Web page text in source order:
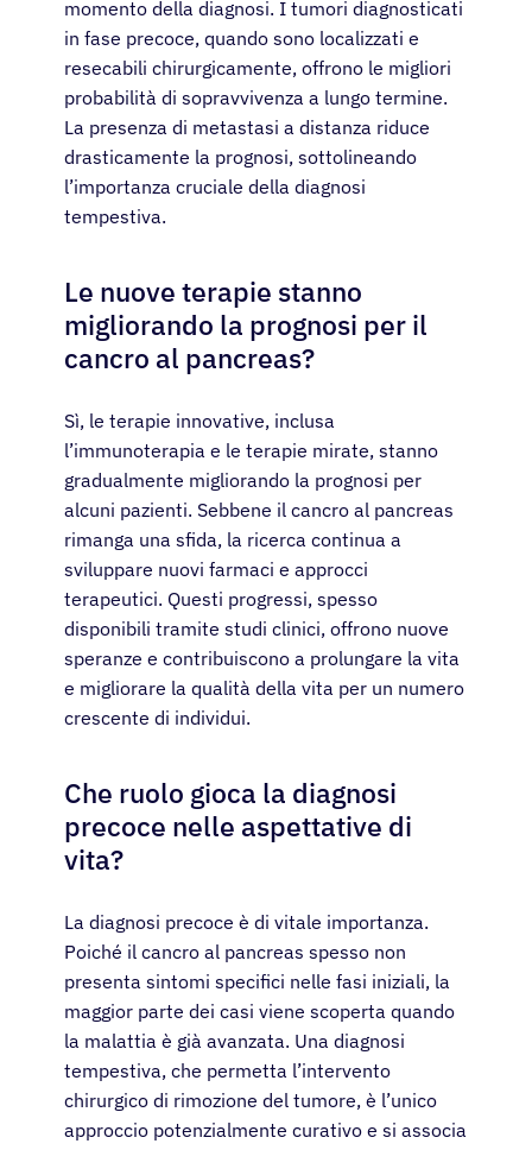
momento della diagnosi. I tumori diagnosticati
in fase precoce, quando sono localizzati e
resecabili chirurgicamente, offrono le migliori
probabilità di sopravvivenza a lungo termine.
La presenza di metastasi a distanza riduce
drasticamente la prognosi, sottolineando
l’importanza cruciale della diagnosi
tempestiva.
Le nuove terapie stanno
migliorando la prognosi per il
cancro al pancreas?
Sì, le terapie innovative, inclusa
l’immunoterapia e le terapie mirate, stanno
gradualmente migliorando la prognosi per
alcuni pazienti. Sebbene il cancro al pancreas
rimanga una sfida, la ricerca continua a
sviluppare nuovi farmaci e approcci
terapeutici. Questi progressi, spesso
disponibili tramite studi clinici, offrono nuove
speranze e contribuiscono a prolungare la vita
e migliorare la qualità della vita per un numero
crescente di individui.
Che ruolo gioca la diagnosi
precoce nelle aspettative di
vita?
La diagnosi precoce è di vitale importanza.
Poiché il cancro al pancreas spesso non
presenta sintomi specifici nelle fasi iniziali, la
maggior parte dei casi viene scoperta quando
la malattia è già avanzata. Una diagnosi
tempestiva, che permetta l’intervento
chirurgico di rimozione del tumore, è l’unico
approccio potenzialmente curativo e si associa